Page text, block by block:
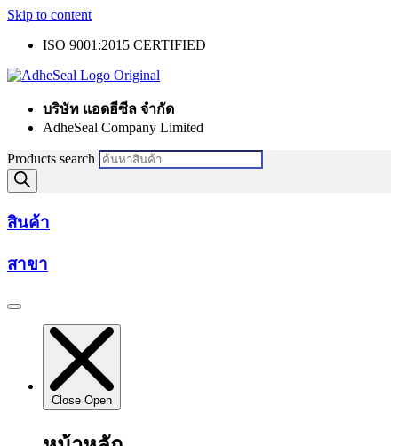
Skip to content
ISO 9001:2015 CERTIFIED
บริษัท แอดฮีซีล จำกัด
AdheSeal Company Limited
Products search
สินค้า
สาขา
Close Open